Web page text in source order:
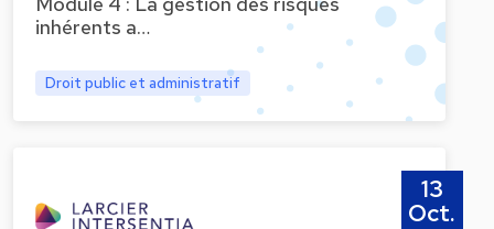
inhérents a…
Droit public et administratif
13
Oct.